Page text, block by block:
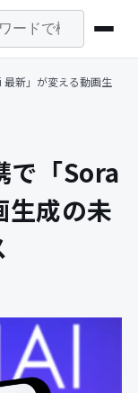
新」が変える動画生
「Sora
生成の未